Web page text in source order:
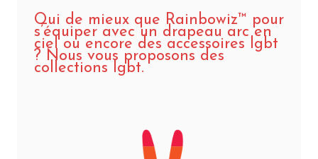
Qui de mieux que Rainbowiz™ pour
s’équiper avec un drapeau arc en
ciel ou encore des accessoires lgbt
? Nous vous proposons des
collections lgbt.